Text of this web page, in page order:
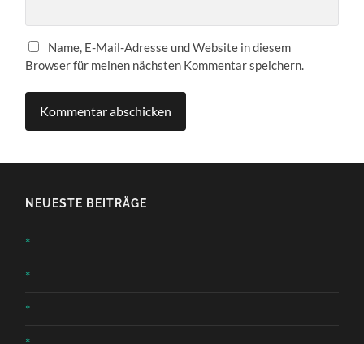
Name, E-Mail-Adresse und Website in diesem
Browser für meinen nächsten Kommentar speichern.
NEUESTE BEITRÄGE
*
*
*